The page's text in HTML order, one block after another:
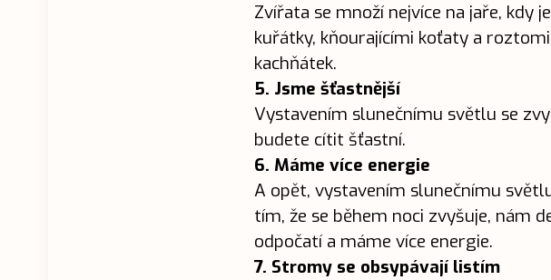
Zvířata se množí nejvíce na jaře, kdy
kuřátky, kňourajícími koťaty a
kachňátek.
5. Jsme šťastnější
Vystavením slunečnímu světlu se
budete cítit šťastní.
6. Máme více energie
A opět, vystavením slunečnímu
tím, že se během noci zvyšuje, nám
odpočatí a máme více energie.
7. Stromy se obsypávají listím